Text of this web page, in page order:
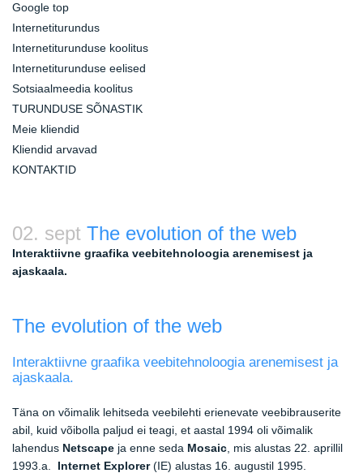
Google top
Internetiturundus
Internetiturunduse koolitus
Internetiturunduse eelised
Sotsiaalmeedia koolitus
TURUNDUSE SÕNASTIK
Meie kliendid
Kliendid arvavad
KONTAKTID
02. sept The evolution of the web
Interaktiivne graafika veebitehnoloogia arenemisest ja
ajaskaala.
The evolution of the web
Interaktiivne graafika veebitehnoloogia arenemisest ja
ajaskaala.
Täna on võimalik lehitseda veebilehti erienevate veebibrauserite
abil, kuid võibolla paljud ei teagi, et aastal 1994 oli võimalik
lahendus Netscape ja enne seda Mosaic , mis alustas 22. aprillil
1993.a. Internet Explorer(IE) alustas 16. augustil 1995.